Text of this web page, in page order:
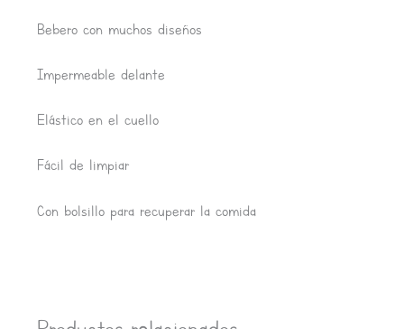
Bebero con muchos diseños
Impermeable delante
Elástico en el cuello
Fácil de limpiar
Con bolsillo para recuperar la comida